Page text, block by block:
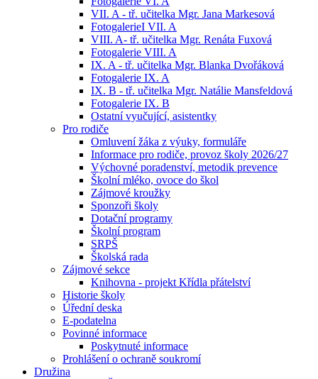
VII. A - tř. učitelka Mgr. Jana Markesová
FotogalerieI VII. A
VIII. A- tř. učitelka Mgr. Renáta Fuxová
Fotogalerie VIII. A
IX. A - tř. učitelka Mgr. Blanka Dvořáková
Fotogalerie IX. A
IX. B - tř. učitelka Mgr. Natálie Mansfeldová
Fotogalerie IX. B
Ostatní vyučující, asistentky
Pro rodiče
Omluvení žáka z výuky, formuláře
Informace pro rodiče, provoz školy 2026/27
Výchovné poradenství, metodik prevence
Školní mléko, ovoce do škol
Zájmové kroužky
Sponzoři školy
Dotační programy
Školní program
SRPŠ
Školská rada
Zájmové sekce
Knihovna - projekt Křídla přátelství
Historie školy
Úřední deska
E-podatelna
Povinné informace
Poskytnuté informace
Prohlášení o ochraně soukromí
Družina